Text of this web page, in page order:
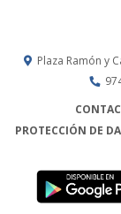
Plaza Ramón y
PROTECCIÓN DE